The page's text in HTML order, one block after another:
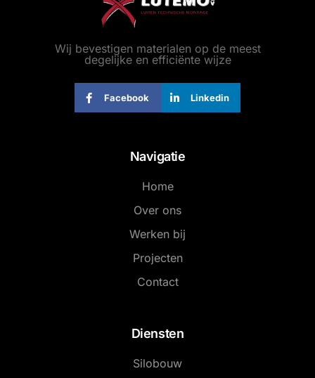
Wij bevestigen materialen op de meest
degelijke en efficiënte wijze
Facebook Linkedin
Navigatie
Home
Over ons
Werken bij
Projecten
Contact
Diensten
Silobouw